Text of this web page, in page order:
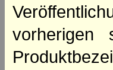
vorherigen